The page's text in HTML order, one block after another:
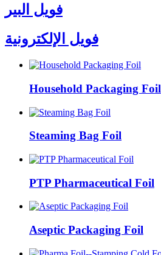
فويل البير
فويل الإلكترونية
Household Packaging Foil
Steaming Bag Foil
PTP Pharmaceutical Foil
Aseptic Packaging Foil